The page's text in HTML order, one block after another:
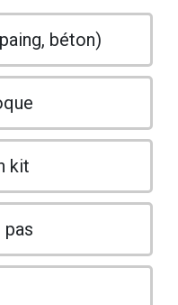
béton)
kit
pas